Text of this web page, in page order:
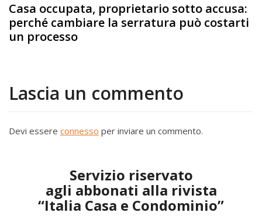
Casa occupata, proprietario sotto accusa:
perché cambiare la serratura può costarti
un processo
Lascia un commento
Devi essere connesso per inviare un commento.
Servizio riservato
agli abbonati alla rivista
“Italia Casa e Condominio”